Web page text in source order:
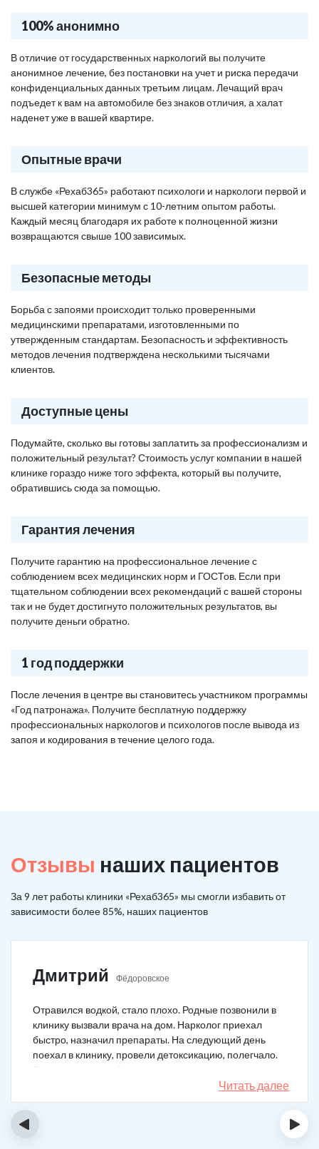
100% анонимно
В отличие от государственных наркологий вы получите
анонимное лечение, без постановки на учет и риска передачи
конфиденциальных данных третьим лицам. Лечащий врач
подъедет к вам на автомобиле без знаков отличия, а халат
наденет уже в вашей квартире.
Опытные врачи
В службе «Рехаб365» работают психологи и наркологи первой и
высшей категории минимум с 10-летним опытом работы.
Каждый месяц благодаря их работе к полноценной жизни
возвращаются свыше 100 зависимых.
Безопасные методы
Борьба с запоями происходит только проверенными
медицинскими препаратами, изготовленными по
утвержденным стандартам. Безопасность и эффективность
методов лечения подтверждена несколькими тысячами
клиентов.
Доступные цены
Подумайте, сколько вы готовы заплатить за профессионализм и
положительный результат? Стоимость услуг компании в нашей
клинике гораздо ниже того эффекта, который вы получите,
обратившись сюда за помощью.
Гарантия лечения
Получите гарантию на профессиональное лечение с
соблюдением всех медицинских норм и ГОСТов. Если при
тщательном соблюдении всех рекомендаций с вашей стороны
так и не будет достигнуто положительных результатов, вы
получите деньги обратно.
1 год поддержки
После лечения в центре вы становитесь участником программы
«Год патронажа». Получите бесплатную поддержку
профессиональных наркологов и психологов после вывода из
запоя и кодирования в течение целого года.
Отзывы наших пациентов
За 9 лет работы клиники «Рехаб365» мы смогли избавить от
зависимости более 85%, наших пациентов
Дмитрий Фёдоровское
Отравился водкой, стало плохо. Родные позвонили в
клинику вызвали врача на дом. Нарколог приехал
быстро, назначил препараты. На следующий день
поехал в клинику, провели детоксикацию, полегчало.
Записался на реабилитацию, прошел и теперь думаю,
что в рот водку больше не возьму. Так намучался и
испугался.
Читать далее
‹ ›